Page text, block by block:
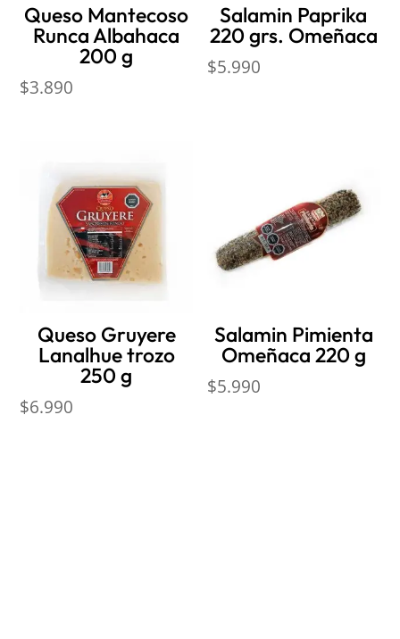
Queso Mantecoso
Runca Albahaca
200 g
$3.890
Salamin Paprika
220 grs. Omeñaca
$5.990
Queso Gruyere
Lanalhue trozo
250 g
$6.990
Salamin Pimienta
Omeñaca 220 g
$5.990